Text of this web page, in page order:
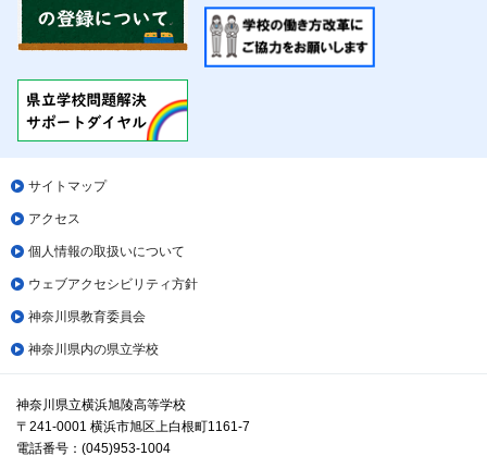
サイトマップ
アクセス
個人情報の取扱いについて
ウェブアクセシビリティ方針
神奈川県教育委員会
神奈川県内の県立学校
神奈川県立横浜旭陵高等学校
〒241-0001 横浜市旭区上白根町1161-7
電話番号：(045)953-1004